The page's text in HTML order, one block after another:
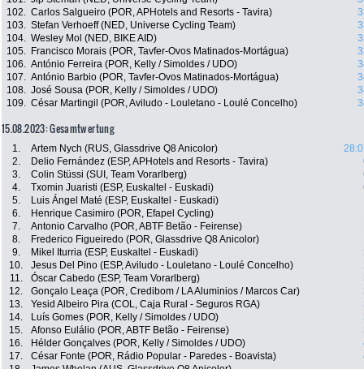
102. Carlos Salgueiro (POR, APHotels and Resorts - Tavira)
103. Stefan Verhoeff (NED, Universe Cycling Team)
104. Wesley Mol (NED, BIKE AID)
105.
Francisco Morais (POR, Tavfer-Ovos Matinados-Mortágua)
106. António Ferreira (POR, Kelly / Simoldes / UDO)
107. António Barbio (POR, Tavfer-Ovos Matinados-Mortágua)
108. José Sousa (POR, Kelly / Simoldes / UDO)
109. César Martingil (POR, Aviludo - Louletano - Loulé Concelho)
15.08.2023: Gesamtwertung
1. Artem Nych (RUS, Glassdrive Q8 Anicolor)
2.
Delio Fernández (ESP, APHotels and Resorts - Tavira)
3.
Colin Stüssi (SUI, Team Vorarlberg)
4.
Txomin Juaristi (ESP, Euskaltel - Euskadi)
5.
Luis Ángel Maté (ESP, Euskaltel - Euskadi)
6.
Henrique Casimiro (POR, Efapel Cycling)
7.
Antonio Carvalho (POR, ABTF Betão - Feirense)
8.
Frederico Figueiredo (POR, Glassdrive Q8 Anicolor)
9.
Mikel Iturria (ESP, Euskaltel - Euskadi)
10.
Jesus Del Pino (ESP, Aviludo - Louletano - Loulé Concelho)
11.
Óscar Cabedo (ESP, Team Vorarlberg)
12.
Gonçalo Leaça (POR, Credibom / LA Aluminios / Marcos Car)
13.
Yesid Albeiro Pira (COL, Caja Rural - Seguros RGA)
14.
Luís Gomes (POR, Kelly / Simoldes / UDO)
15.
Afonso Eulálio (POR, ABTF Betão - Feirense)
16.
Hélder Gonçalves (POR, Kelly / Simoldes / UDO)
17.
César Fonte (POR, Rádio Popular - Paredes - Boavista)